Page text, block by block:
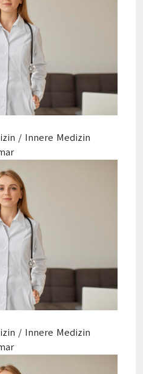
/ Innere Medizin
/ Innere Medizin